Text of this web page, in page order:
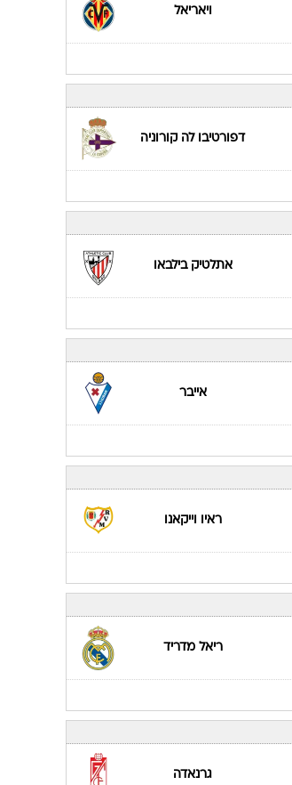
ויאריאל
דפורטיבו לה קורוניה
אתלטיק בילבאו
אייבר
ראיו וייקאנו
ריאל מדריד
גרנאדה